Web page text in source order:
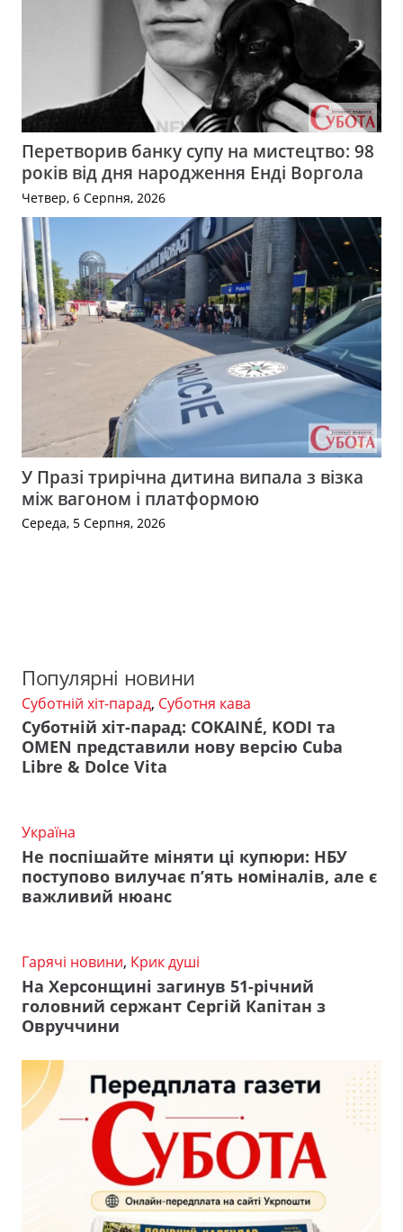
Перетворив банку супу на мистецтво: 98
років від дня народження Енді Воргола
Четвер, 6 Серпня, 2026
У Празі трирічна дитина випала з візка
між вагоном і платформою
Середа, 5 Серпня, 2026
Популярні новини
Суботній хіт-парад, Суботня кава
Суботній хіт-парад: COKAINÉ, KODI та
OMEN представили нову версію Cuba
Libre & Dolce Vita
Україна
Не поспішайте міняти ці купюри: НБУ
поступово вилучає п’ять номіналів, але є
важливий нюанс
Гарячі новини, Крик душі
На Херсонщині загинув 51-річний
головний сержант Сергій Капітан з
Овруччини